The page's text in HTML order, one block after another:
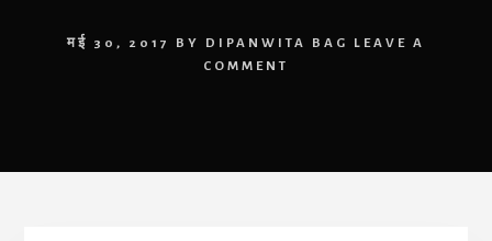
मई 30, 2017 BY DIPANWITA BAG
LEAVE A
COMMENT